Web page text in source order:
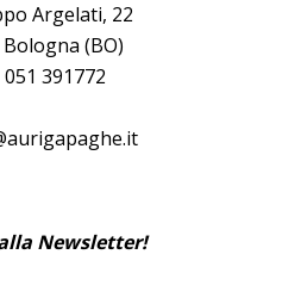
Argelati, 22
Bologna (BO)
051 391772
Newsletter!